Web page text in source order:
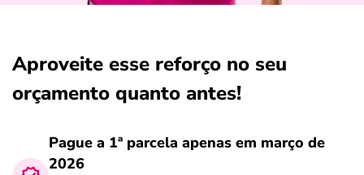
Aproveite esse reforço no seu
orçamento quanto antes!
Pague a 1ª parcela apenas em março de
2026